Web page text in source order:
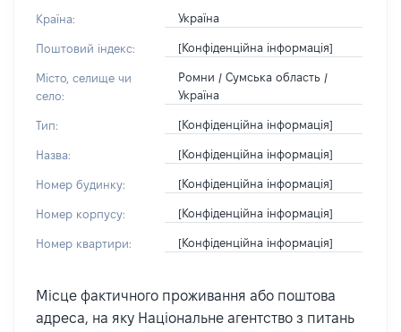
Країна: Україна
Поштовий індекс: [Конфіденційна інформація]
Місто, селище чи
село:
Ромни / Сумська область /
Україна
Тип: [Конфіденційна інформація]
Назва: [Конфіденційна інформація]
Номер будинку: [Конфіденційна інформація]
Номер корпусу: [Конфіденційна інформація]
Номер квартири: [Конфіденційна інформація]
Місце фактичного проживання або поштова
адреса, на яку Національне агентство з питань